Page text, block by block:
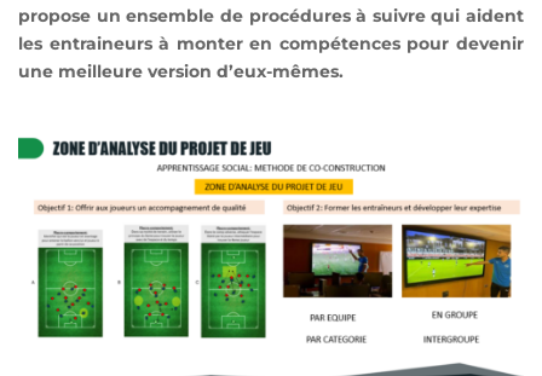
propose un ensemble de procédures à suivre qui aident
les entraineurs à monter en compétences pour devenir
une meilleure version d’eux-mêmes.